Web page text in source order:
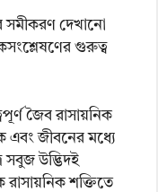
সমীকরণ দেখানো
গুরুত্ব
জৈব রাসায়নিক
এবং জীবনের মধ্যে
সবুজ উদ্ভিদই
রাসায়নিক শক্তিতে